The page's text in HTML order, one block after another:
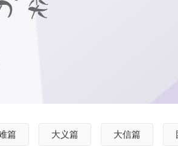
篇 大义篇 大信篇